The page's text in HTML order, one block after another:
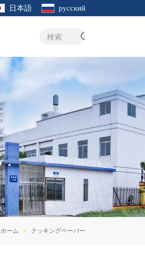
日本語 русский
検索
ホーム クッキングペーパー